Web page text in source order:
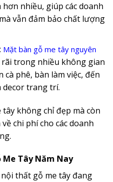
nhiều, giúp các doanh
vẫn đảm bảo chất lượng
: Mặt bàn gỗ me tây nguyên
trong nhiều không gian
phê, bàn làm việc, đến
decor trang trí.
tây không chỉ đẹp mà còn
chi phí cho các doanh
Me Tây Năm Nay
thất gỗ me tây đang